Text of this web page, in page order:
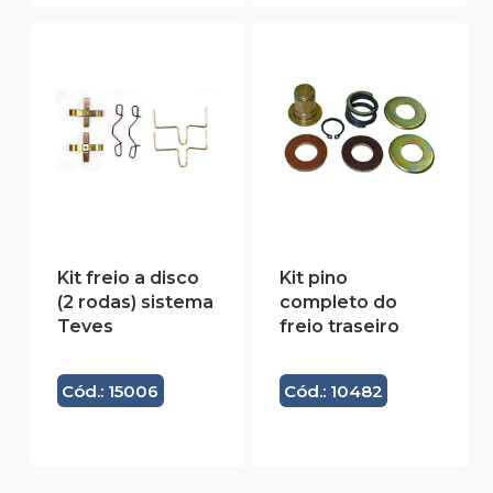
Kit freio a disco
(2 rodas) sistema
Teves
Cód.: 15006
Kit pino
completo do
freio traseiro
Cód.: 10482